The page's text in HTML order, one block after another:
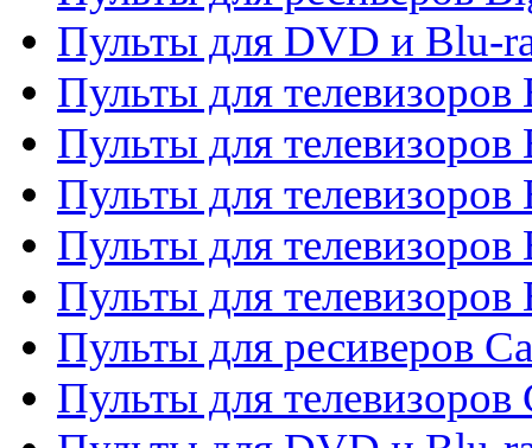
Пульты для DVD и Blu-
Пульты для телевизоров
Пульты для телевизоров
Пульты для телевизоров
Пульты для телевизоров
Пульты для телевизоров
Пульты для ресиверов
Пульты для телевизоров